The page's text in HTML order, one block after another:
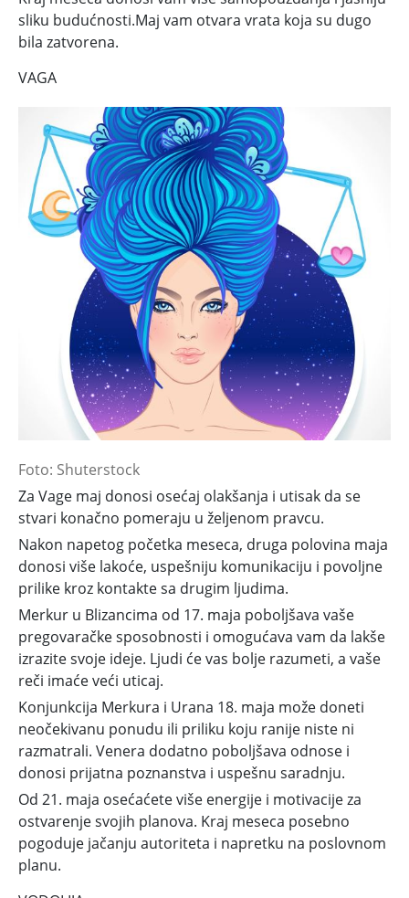
sliku budućnosti.Maj vam otvara vrata koja su dugo
bila zatvorena.
VAGA
Foto: Shuterstock
Za Vage maj donosi osećaj olakšanja i utisak da se
stvari konačno pomeraju u željenom pravcu.
Nakon napetog početka meseca, druga polovina maja
donosi više lakoće, uspešniju komunikaciju i povoljne
prilike kroz kontakte sa drugim ljudima.
Merkur u Blizancima od 17. maja poboljšava vaše
pregovaračke sposobnosti i omogućava vam da lakše
izrazite svoje ideje. Ljudi će vas bolje razumeti, a vaše
reči imaće veći uticaj.
Konjunkcija Merkura i Urana 18. maja može doneti
neočekivanu ponudu ili priliku koju ranije niste ni
razmatrali. Venera dodatno poboljšava odnose i
donosi prijatna poznanstva i uspešnu saradnju.
Od 21. maja osećaćete više energije i motivacije za
ostvarenje svojih planova. Kraj meseca posebno
pogoduje jačanju autoriteta i napretku na poslovnom
planu.